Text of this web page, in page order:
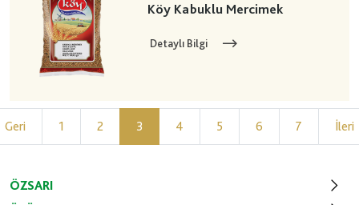
Köy Kabuklu Mercimek
Detaylı Bilgi
Geri 1 2 3 4 5 6 7 İleri
ÖZSARI